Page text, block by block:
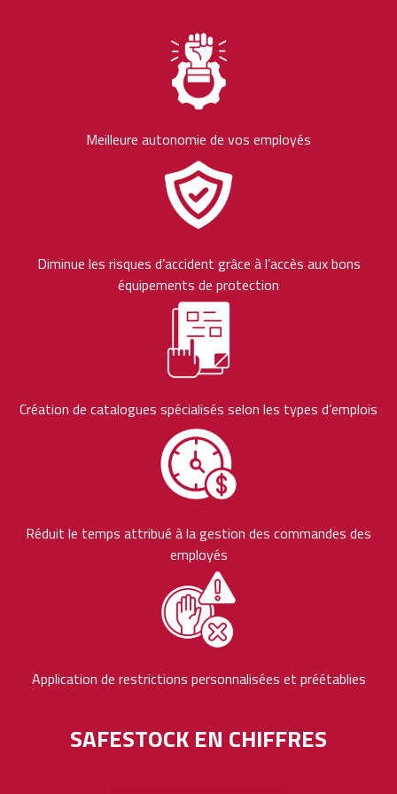
Meilleure autonomie de vos employés
Diminue les risques d’accident grâce à l’accès aux bons
équipements de protection
Création de catalogues spécialisés selon les types d’emplois
Réduit le temps attribué à la gestion des commandes des
employés
Application de restrictions personnalisées et préétablies
SAFESTOCK EN CHIFFRES